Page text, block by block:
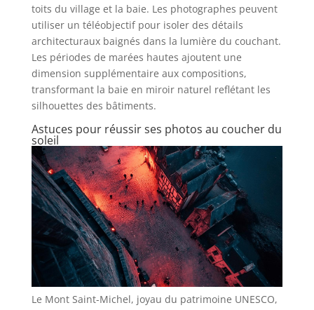
toits du village et la baie. Les photographes peuvent
utiliser un téléobjectif pour isoler des détails
architecturaux baignés dans la lumière du couchant.
Les périodes de marées hautes ajoutent une
dimension supplémentaire aux compositions,
transformant la baie en miroir naturel reflétant les
silhouettes des bâtiments.
Astuces pour réussir ses photos au coucher du
soleil
Le Mont Saint-Michel, joyau du patrimoine UNESCO,